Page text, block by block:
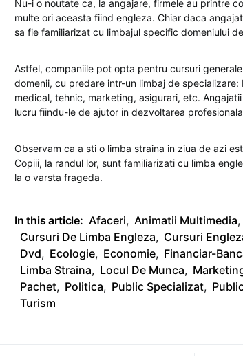
Nu-i o noutate ca, la angajare, firmele au printre
multe ori aceasta fiind engleza. Chiar daca
sa fie familiarizat cu limbajul specific domeniului
Astfel, companiile pot opta pentru cursuri
domenii, cu predare intr-un limbaj de
medical, tehnic, marketing, asigurari, etc.
lucru fiindu-le de ajutor in dezvoltarea
Observam ca a sti o limba straina in ziua de azi
Copiii, la randul lor, sunt familiarizati cu limba
la o varsta frageda.
In this article: Afaceri, Animatii Multimedia,
Cursuri De Limba Engleza, Cursuri
Dvd, Ecologie, Economie, Financiar-
Limba Straina, Locul De Munca,
Pachet, Politica, Public Specializat,
Turism